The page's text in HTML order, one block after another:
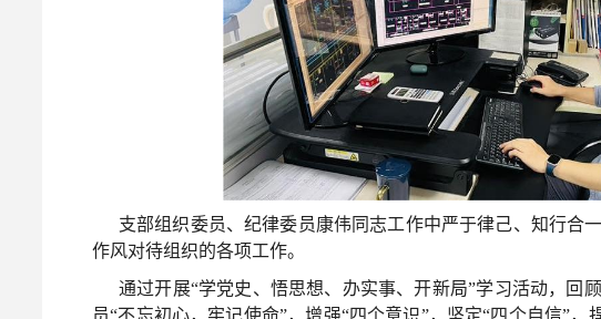
支部组织委员、纪律委员康伟同志工作中严于律己、知行合
作风对待组织的各项工作。
通过开展“学党史、悟思想、办实事、开新局”学习活动，回
员“不忘初心，牢记使命”，增强“四个意识”，坚定“四个自信”，